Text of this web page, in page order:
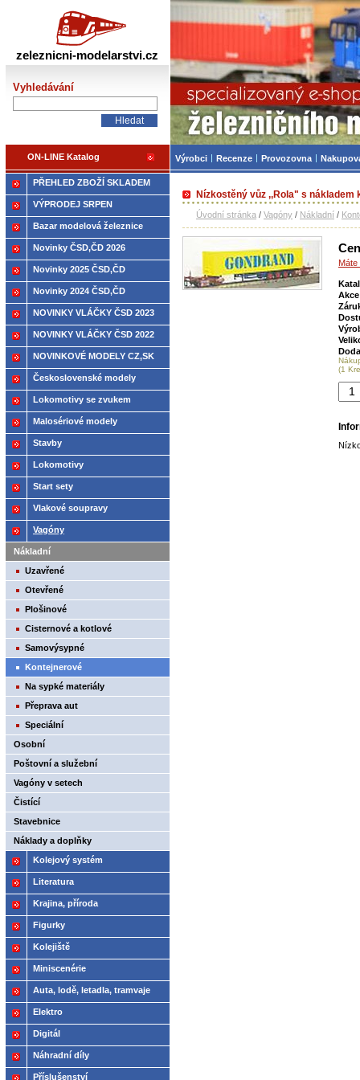
Nízkostěný vůz ,,Rola" s nákladem
Úvodní stránka / Vagóny / Nákladní /
(1
PŘEHLED ZBOŽÍ SKLADEM
VÝPRODEJ SRPEN
Bazar modelová železnice
Novinky ČSD,ČD 2026
Novinky 2025 ČSD,ČD
Novinky 2024 ČSD,ČD
NOVINKY VLÁČKY ČSD 2023
NOVINKY VLÁČKY ČSD 2022
NOVINKOVÉ MODELY CZ,SK
2021
Československé modely
ČSD,ČD
Lokomotivy se zvukem
Malosériové modely
Stavby
Lokomotivy
Start sety
Vlakové soupravy
Vagóny
Nákladní
Uzavřené
Otevřené
Plošinové
Cisternové a kotlové
Samovýsypné
Kontejnerové
Na sypké materiály
Přeprava aut
Speciální
Osobní
Poštovní a služební
Vagóny v setech
Čistící
Stavebnice
Náklady a doplňky
Kolejový systém
Literatura
Krajina, příroda
Figurky
Kolejiště
Miniscenérie
Auta, lodě, letadla, tramvaje
Elektro
Digitál
Náhradní díly
Příslušenství
zeleznicni-modelarstvi.cz
Vyhledávání
ON-LINE Katalog
Železniční
Výrobci Recenze Provozovna